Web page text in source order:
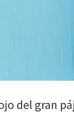
Ante el contexto
popular, que
ficción o la
usa para […]
del gran